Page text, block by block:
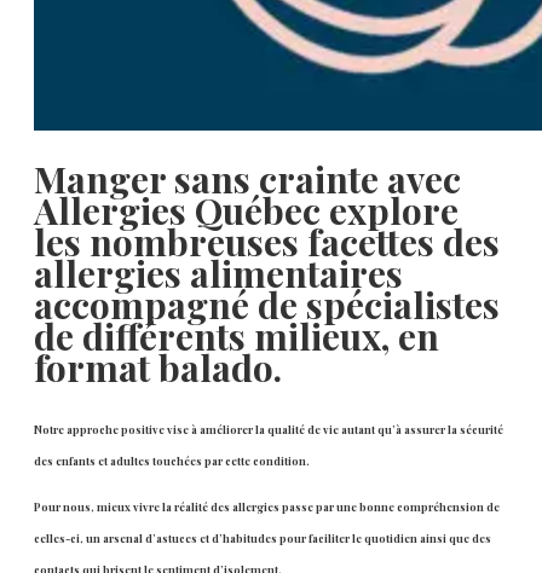
Manger sans crainte avec
Allergies Québec explore
les nombreuses facettes des
allergies alimentaires
accompagné de spécialistes
de différents milieux, en
format balado.
Notre approche positive vise à améliorer la qualité de vie autant qu’à assurer la sécurité
des enfants et adultes touchées par cette condition.
Pour nous, mieux vivre la réalité des allergies passe par une bonne compréhension de
celles-ci, un arsenal d’astuces et d’habitudes pour faciliter le quotidien ainsi que des
contacts qui brisent le sentiment d’isolement.